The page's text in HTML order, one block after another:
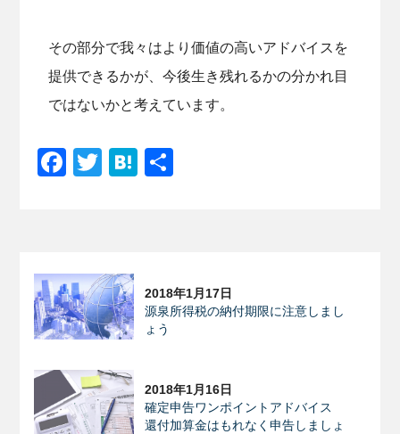
その部分で我々はより価値の高いアドバイスを
提供できるかが、今後生き残れるかの分かれ目
ではないかと考えています。
Facebook
TwitterHatena
2018年1月17日
源泉所得税の納付期限に注意しまし
ょう
2018年1月16日
確定申告ワンポイントアドバイス
還付加算金はもれなく申告しましょ